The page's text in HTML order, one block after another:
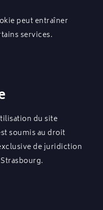
peut entraîner
services.
du site
soumis au droit
de juridiction